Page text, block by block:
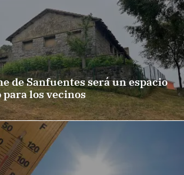
de Sanfuentes será un espacio
los vecinos